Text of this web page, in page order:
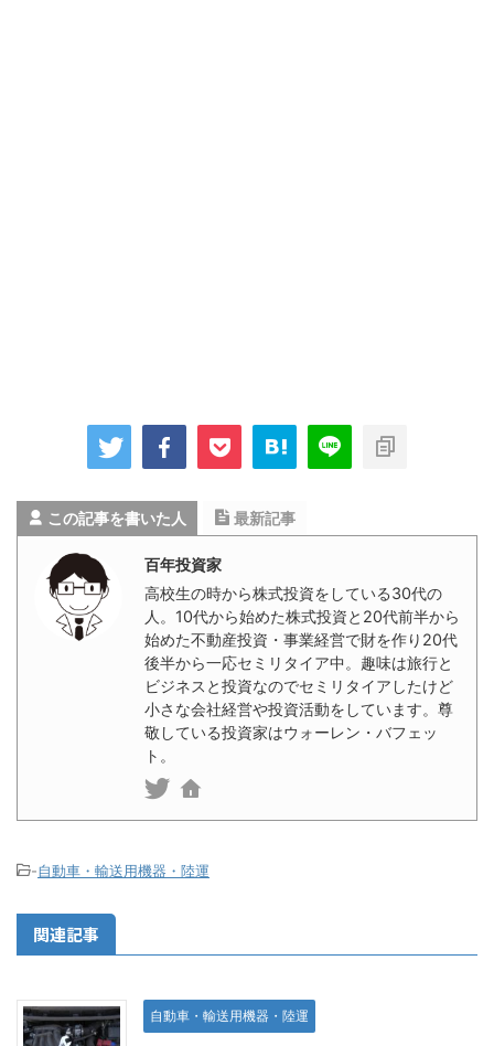
この記事を書いた人 最新記事
百年投資家
高校生の時から株式投資をしている30代の
人。10代から始めた株式投資と20代前半から
始めた不動産投資・事業経営で財を作り20代
後半から一応セミリタイア中。趣味は旅行と
ビジネスと投資なのでセミリタイアしたけど
小さな会社経営や投資活動をしています。尊
敬している投資家はウォーレン・バフェッ
ト。
-自動車・輸送用機器・陸運
関連記事
自動車・輸送用機器・陸運